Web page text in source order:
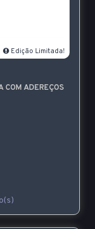
Edição Limitada!
COM ADEREÇOS